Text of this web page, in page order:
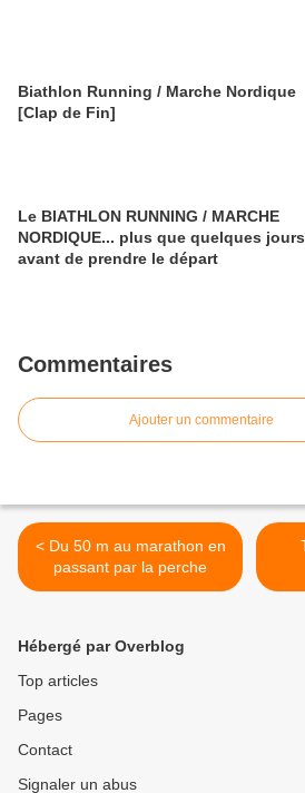
Biathlon Running / Marche Nordique
[Clap de Fin]
Le BIATHLON RUNNING / MARCHE
NORDIQUE... plus que quelques jours
avant de prendre le départ
Commentaires
Ajouter un commentaire
< Du 50 m au marathon en
passant par la perche
Hébergé par Overblog
Top articles
Pages
Contact
Signaler un abus